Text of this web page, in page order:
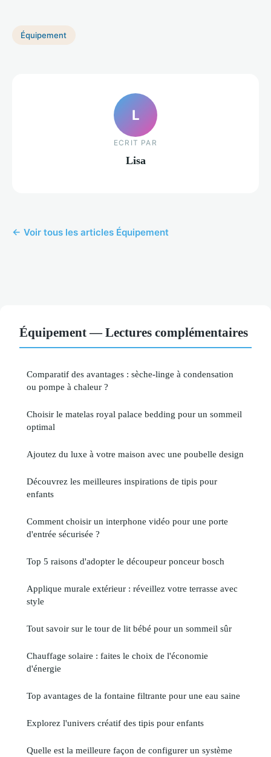
Équipement
L
ECRIT PAR
Lisa
← Voir tous les articles Équipement
Équipement — Lectures complémentaires
Comparatif des avantages : sèche-linge à condensation
ou pompe à chaleur ?
Choisir le matelas royal palace bedding pour un sommeil
optimal
Ajoutez du luxe à votre maison avec une poubelle design
Découvrez les meilleures inspirations de tipis pour
enfants
Comment choisir un interphone vidéo pour une porte
d'entrée sécurisée ?
Top 5 raisons d'adopter le découpeur ponceur bosch
Applique murale extérieur : réveillez votre terrasse avec
style
Tout savoir sur le tour de lit bébé pour un sommeil sûr
Chauffage solaire : faites le choix de l'économie
d'énergie
Top avantages de la fontaine filtrante pour une eau saine
Explorez l'univers créatif des tipis pour enfants
Quelle est la meilleure façon de configurer un système